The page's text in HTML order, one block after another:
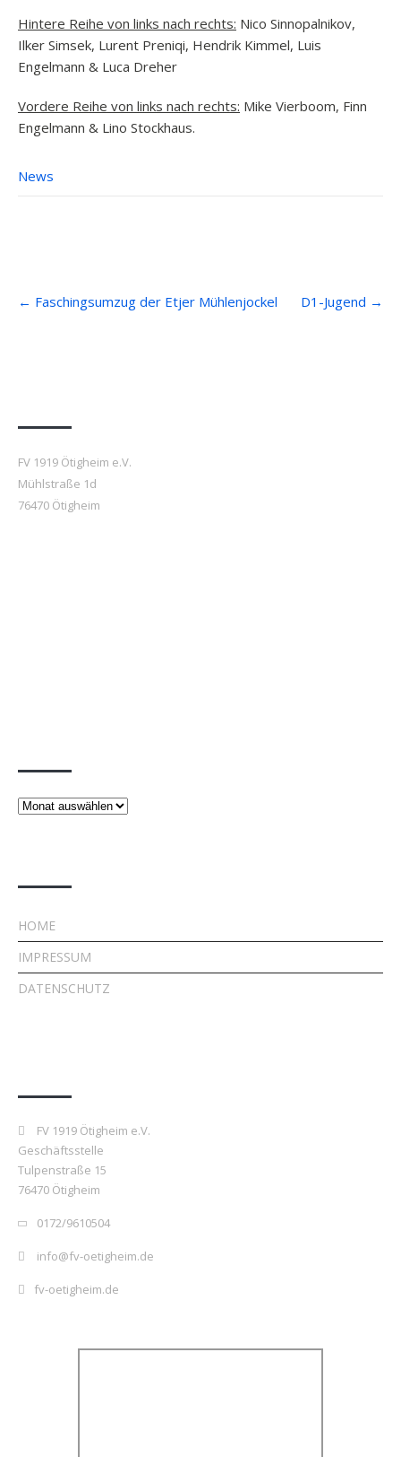
Hintere Reihe von links nach rechts: Nico Sinnopalnikov,
Ilker Simsek, Lurent Preniqi, Hendrik Kimmel, Luis
Engelmann & Luca Dreher
Vordere Reihe von links nach rechts: Mike Vierboom, Finn
Engelmann & Lino Stockhaus.
News
navigation
← Faschingsumzug der Etjer Mühlenjockel D1-Jugend →
FV 1919 Ötigheim e.V.
Mühlstraße 1d
76470 Ötigheim
Beiträge
HOME
IMPRESSUM
DATENSCHUTZ
FV 1919 Ötigheim e.V.
Geschäftsstelle
Tulpenstraße 15
76470 Ötigheim
0172/9610504
info@fv-oetigheim.de
fv-oetigheim.de